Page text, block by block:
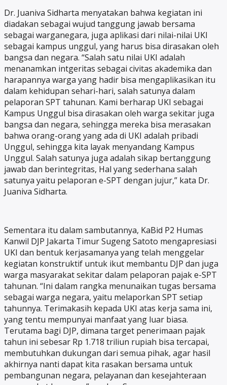
Dr. Juaniva Sidharta menyatakan bahwa kegiatan ini
diadakan sebagai wujud tanggung jawab bersama
sebagai warganegara, juga aplikasi dari nilai-nilai UKI
sebagai kampus unggul, yang harus bisa dirasakan oleh
bangsa dan negara. “Salah satu nilai UKI adalah
menanamkan intgeritas sebagai civitas akademika dan
harapannya warga yang hadir bisa mengaplikasikan itu
dalam kehidupan sehari-hari, salah satunya dalam
pelaporan SPT tahunan. Kami berharap UKI sebagai
Kampus Unggul bisa dirasakan oleh warga sekitar juga
bangsa dan negara, sehingga mereka bisa merasakan
bahwa orang-orang yang ada di UKI adalah pribadi
Unggul, sehingga kita layak menyandang Kampus
Unggul. Salah satunya juga adalah sikap bertanggung
jawab dan berintegritas, Hal yang sederhana salah
satunya yaitu pelaporan e-SPT dengan jujur,” kata Dr.
Juaniva Sidharta.
Sementara itu dalam sambutannya, KaBid P2 Humas
Kanwil DJP Jakarta Timur Sugeng Satoto mengapresiasi
UKI dan bentuk kerjasamanya yang telah menggelar
kegiatan konstruktif untuk ikut membantu DJP dan juga
warga masyarakat sekitar dalam pelaporan pajak e-SPT
tahunan. “Ini dalam rangka menunaikan tugas bersama
sebagai warga negara, yaitu melaporkan SPT setiap
tahunnya. Terimakasih kepada UKI atas kerja sama ini,
yang tentu mempunyai manfaat yang luar biasa.
Terutama bagi DJP, dimana target penerimaan pajak
tahun ini sebesar Rp 1.718 triliun rupiah bisa tercapai,
membutuhkan dukungan dari semua pihak, agar hasil
akhirnya nanti dapat kita rasakan bersama untuk
pembangunan negara, pelayanan dan kesejahteraan